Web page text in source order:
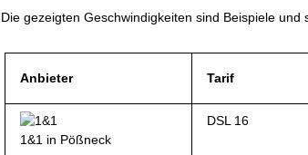
Die gezeigten Geschwindigkeiten sind Beispiele
Anbieter Tarif
1&1 in Pößneck
DSL 16